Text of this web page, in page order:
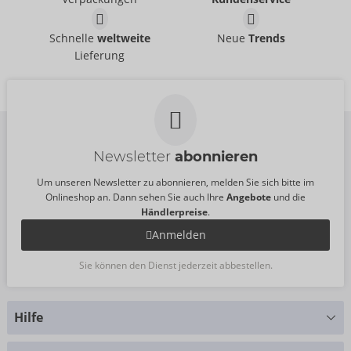
69,00 € 0,00 €
RC Hands-free 3
Function Vibrator
Schnelle weltweite
Lieferung
NeueTrends
Newsletter abonnieren
Um unseren Newsletter zu abonnieren, melden Sie sich bitte im
Onlineshop an. Dann sehen Sie auch Ihre Angebote und die
Händlerpreise.
Anmelden
Sie können den Dienst jederzeit abbestellen.
Hilfe